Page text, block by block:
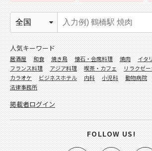
人気キーワード
居酒屋 和食 焼き鳥 懐石・会席料理 焼肉
イタ
フランス料理
アジア料理 喫茶・カフェ リラクゼ
カラオケ
ビジネスホテル 内科 小児科 動物病院
法律事務所
掲載者ログイン
FOLLOW US!